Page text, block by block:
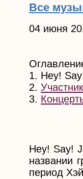
Все
04 июня
1. Hey!
2.
3.
Hey! Say!
названии
период